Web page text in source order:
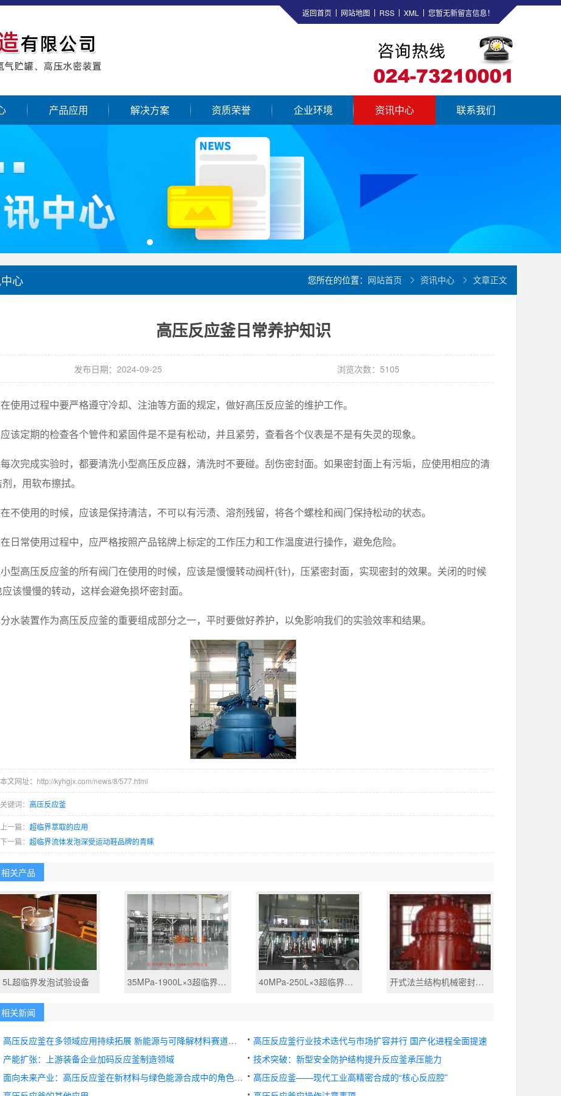
返回首页 网站地图 RSS XML 您暂无新留言信息！
产品应用 解决方案 资质荣誉 企业环境 资讯中心 联系我们
心 您所在的位置： 网站首页 资讯中心 文章正文
高压反应釜日常养护知识
发布日期：2024-09-25 浏览次数：5105
使用过程中要严格遵守冷却、注油等方面的规定，做好高压反应釜的维护工作。
该定期的检查各个管件和紧固件是不是有松动，并且紧劳，查看各个仪表是不是有失灵的现象。
次完成实验时，都要清洗小型高压反应器，清洗时不要碰。刮伤密封面。如果密封面上有污垢，应使用相应的清
，用软布擦拭。
不使用的时候，应该是保持清洁，不可以有污渍、溶剂残留，将各个螺栓和阀门保持松动的状态。
日常使用过程中，应严格按照产品铭牌上标定的工作压力和工作温度进行操作，避免危险。
型高压反应釜的所有阀门在使用的时候，应该是慢慢转动阀杆(针)，压紧密封面，实现密封的效果。关闭的时候
该慢慢的转动，这样会避免损坏密封面。
水装置作为高压反应釜的重要组成部分之一，平时要做好养护，以免影响我们的实验效率和结果。
本文网址：http://kyhgjx.com/news/8/577.html
关键词： 高压反应釜
上一篇： 超临界萃取的应用
下一篇： 超临界流体发泡深受运动鞋品牌的青睐
相关产品
5L超临界发泡试验设备 35MPa-1900L×3超临界萃取装置 40MPa-250L×3超临界萃取装置 开式法兰结构机械密封反应釜
相关新闻
高压反应釜在多领域应用持续拓展 新能源与可降解材料赛道需求旺盛
高压反应釜行业技术迭代与市场扩容并行 国产化进程全面提速
产能扩张：上游装备企业加码反应釜制造领域
技术突破：新型安全防护结构提升反应釜承压能力
面向未来产业：高压反应釜在新材料与绿色能源合成中的角色演进
高压反应釜——现代工业高精密合成的“核心反应腔”